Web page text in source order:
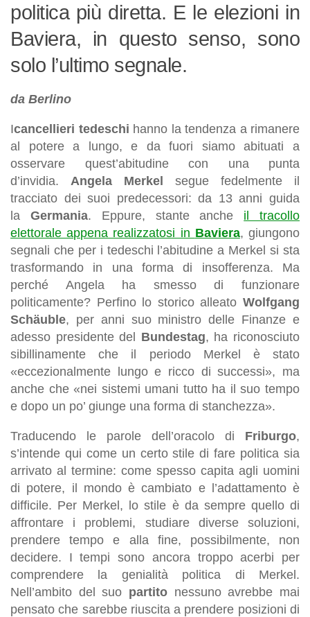
politica più diretta. E le elezioni in
Baviera, in questo senso, sono
solo l’ultimo segnale.
da Berlino
Icancellieri tedeschi hanno la tendenza a rimanere
al potere a lungo, e da fuori siamo abituati a
osservare quest’abitudine con una punta
d’invidia. Angela Merkel segue fedelmente il
tracciato dei suoi predecessori: da 13 anni guida
la Germania. Eppure, stante anche il tracollo
elettorale appena realizzatosi in Baviera, giungono
segnali che per i tedeschi l’abitudine a Merkel si sta
trasformando in una forma di insofferenza. Ma
perché Angela ha smesso di funzionare
politicamente? Perfino lo storico alleato Wolfgang
Schäuble, per anni suo ministro delle Finanze e
adesso presidente del Bundestag, ha riconosciuto
sibillinamente che il periodo Merkel è stato
«eccezionalmente lungo e ricco di successi», ma
anche che «nei sistemi umani tutto ha il suo tempo
e dopo un po’ giunge una forma di stanchezza».
Traducendo le parole dell’oracolo di Friburgo,
s’intende qui come un certo stile di fare politica sia
arrivato al termine: come spesso capita agli uomini
di potere, il mondo è cambiato e l’adattamento è
difficile. Per Merkel, lo stile è da sempre quello di
affrontare i problemi, studiare diverse soluzioni,
prendere tempo e alla fine, possibilmente, non
decidere. I tempi sono ancora troppo acerbi per
comprendere la genialità politica di Merkel.
Nell’ambito del suo partito nessuno avrebbe mai
pensato che sarebbe riuscita a prendere posizioni di